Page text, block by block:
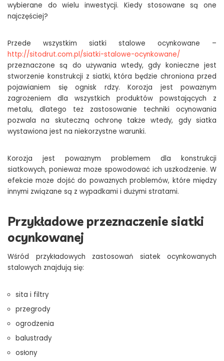
wybierane do wielu inwestycji. Kiedy stosowane są one
najczęściej?
Przede wszystkim siatki stalowe ocynkowane –
http://sitodrut.com.pl/siatki-stalowe-ocynkowane/
przeznaczone są do używania wtedy, gdy konieczne jest
stworzenie konstrukcji z siatki, która będzie chroniona przed
pojawianiem się ognisk rdzy. Korozja jest poważnym
zagrożeniem dla wszystkich produktów powstających z
metalu, dlatego też zastosowanie techniki ocynowania
pozwala na skuteczną ochronę także wtedy, gdy siatka
wystawiona jest na niekorzystne warunki.
Korozja jest poważnym problemem dla konstrukcji
siatkowych, ponieważ może spowodować ich uszkodzenie. W
efekcie może dojść do poważnych problemów, które między
innymi związane są z wypadkami i dużymi stratami.
Przykładowe przeznaczenie siatki
ocynkowanej
Wśród przykładowych zastosowań siatek ocynkowanych
stalowych znajdują się:
sita i filtry
przegrody
ogrodzenia
balustrady
osłony